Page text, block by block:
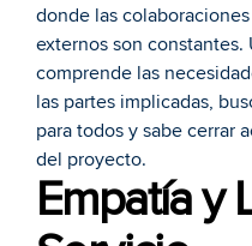
donde las
externos son
comprende las
las partes implicadas,
para todos y sabe cerrar
del proyecto.
Empatía y